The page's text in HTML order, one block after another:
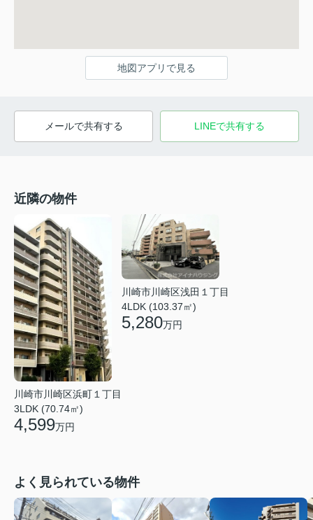
地図アプリで見る
メールで共有する LINEで共有する
近隣の物件
川崎市川崎区浜町１丁目
3LDK (70.74㎡)
4,599万円
川崎市川崎区浅田１丁目
4LDK (103.37㎡)
5,280万円
よく見られている物件